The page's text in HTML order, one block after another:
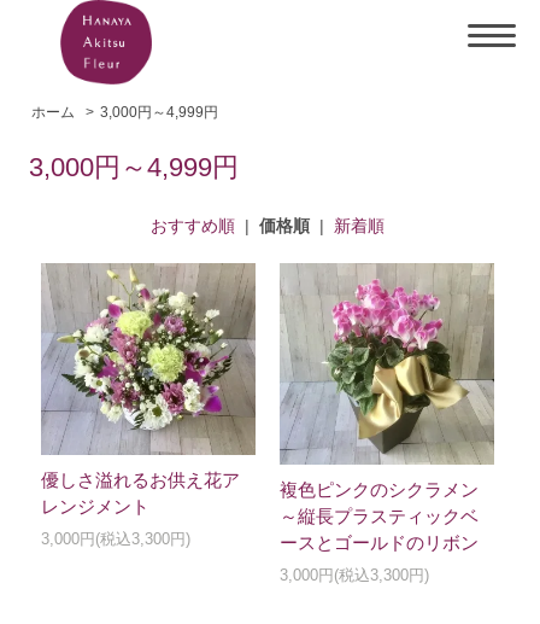
ホーム > 3,000円～4,999円
3,000円～4,999円
おすすめ順| 価格順| 新着順
優しさ溢れるお供え花ア
レンジメント
3,000円(税込3,300円)
複色ピンクのシクラメン
～縦長プラスティックベ
ースとゴールドのリボン
3,000円(税込3,300円)